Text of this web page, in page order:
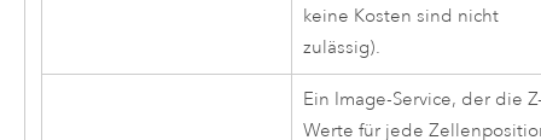
keine Kosten sind nicht
zulässig).
Ein Image-Service, der die
Werte für jede